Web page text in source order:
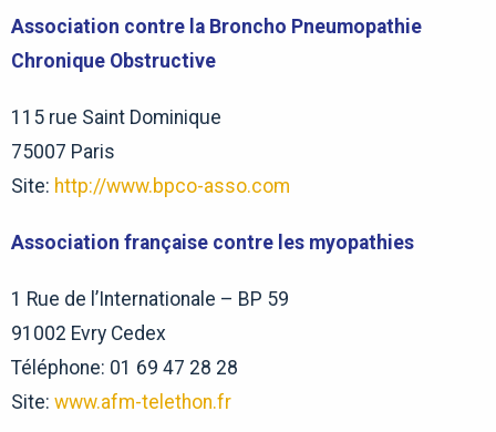
Association contre la Broncho Pneumopathie
Chronique Obstructive
115 rue Saint Dominique
75007 Paris
Site: http://www.bpco-asso.com
Association française contre les myopathies
1 Rue de l’Internationale – BP 59
91002 Evry Cedex
Téléphone: 01 69 47 28 28
Site: www.afm-telethon.fr